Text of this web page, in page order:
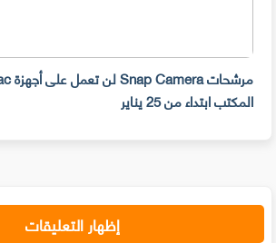
المكتب ابتداء من 25 يناير
إظهار التعليقات